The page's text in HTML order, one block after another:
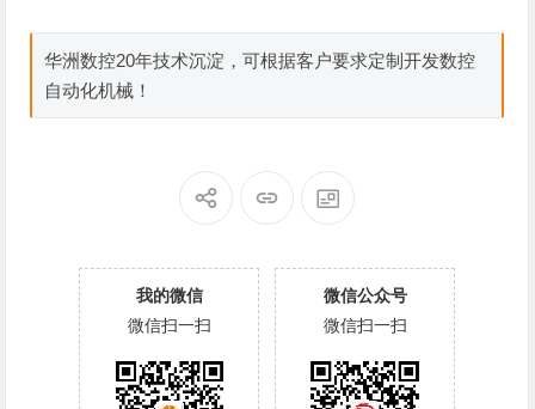
华洲数控20年技术沉淀，可根据客户要求定制开发数控
自动化机械！
我的微信
微信扫一扫
微信公众号
微信扫一扫